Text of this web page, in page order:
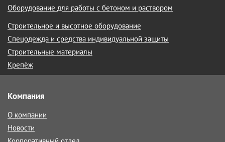
Оборудование для работы с бетоном и раствором
Строительное и высотное оборудование
Спецодежда и средства индивидуальной защиты
Строительные материалы
Крепёж
Компания
О компании
Новости